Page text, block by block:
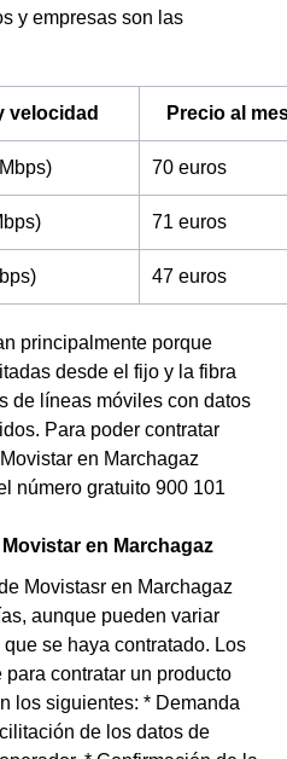
y empresas son las
velocidad Precio al
70 euros
71 euros
47 euros
principalmente porque
desde el fijo y la fibra
de líneas móviles con datos
Para poder contratar
en Marchagaz
número gratuito 900 101
en Marchagaz
Movistasr en Marchagaz
aunque pueden variar
se haya contratado. Los
contratar un producto
los siguientes: * Demanda
de los datos de